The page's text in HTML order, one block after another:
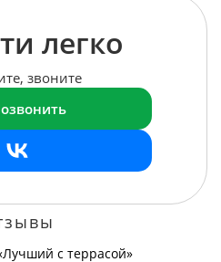
легко
звоните